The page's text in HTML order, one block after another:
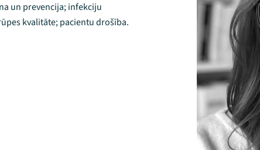
un prevencija; infekciju
kvalitāte; pacientu drošība.